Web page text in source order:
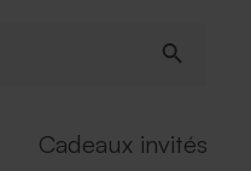
Cadeaux invités